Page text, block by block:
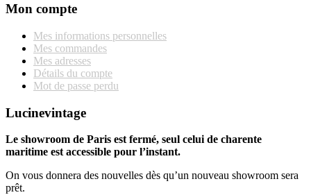
Mon compte
Mes informations personnelles
Mes commandes
Mes adresses
Détails du compte
Mot de passe perdu
Lucinevintage
Le showroom de Paris est fermé, seul celui de charente
maritime est accessible pour l’instant.
On vous donnera des nouvelles dès qu’un nouveau showroom sera
prêt.